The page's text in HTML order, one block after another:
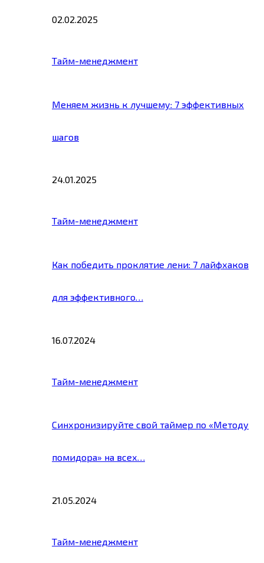
02.02.2025
Тайм-менеджмент
Меняем жизнь к лучшему: 7 эффективных
шагов
24.01.2025
Тайм-менеджмент
Как победить проклятие лени: 7 лайфхаков
для эффективного…
16.07.2024
Тайм-менеджмент
Синхронизируйте свой таймер по «Методу
помидора» на всех…
21.05.2024
Тайм-менеджмент